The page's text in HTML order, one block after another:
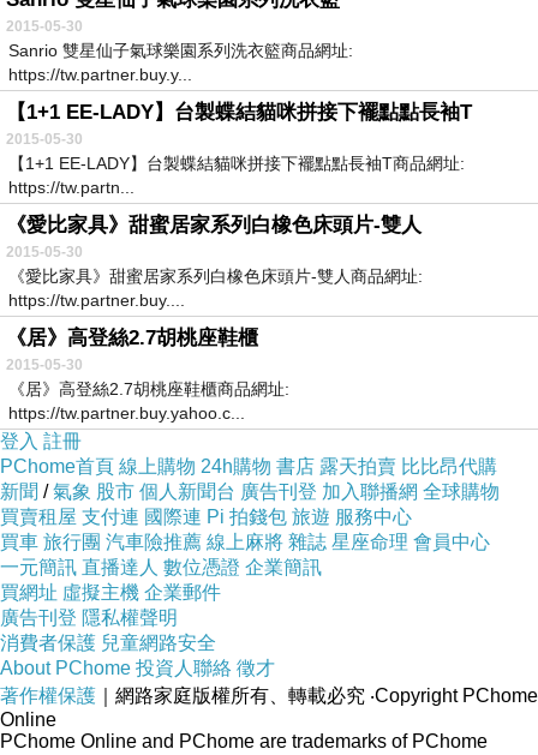
2015-05-30
Sanrio 雙星仙子氣球樂園系列洗衣籃商品網址:
https://tw.partner.buy.y...
【1+1 EE-LADY】台製蝶結貓咪拼接下襬點點長袖T
2015-05-30
【1+1 EE-LADY】台製蝶結貓咪拼接下襬點點長袖T商品網址:
https://tw.partn...
《愛比家具》甜蜜居家系列白橡色床頭片-雙人
2015-05-30
《愛比家具》甜蜜居家系列白橡色床頭片-雙人商品網址:
https://tw.partner.buy....
《居》高登絲2.7胡桃座鞋櫃
2015-05-30
《居》高登絲2.7胡桃座鞋櫃商品網址:
https://tw.partner.buy.yahoo.c...
登入 註冊
PChome首頁 線上購物 24h購物 書店 露天拍賣 比比昂代購
新聞 /氣象 股市 個人新聞台 廣告刊登 加入聯播網 全球購物
買賣租屋 支付連 國際連 Pi 拍錢包 旅遊 服務中心
買車 旅行團 汽車險推薦 線上麻將 雜誌 星座命理 會員中心
一元簡訊 直播達人 數位憑證 企業簡訊
買網址 虛擬主機 企業郵件
廣告刊登 隱私權聲明
消費者保護 兒童網路安全
About PChome 投資人聯絡 徵才
著作權保護 ｜網路家庭版權所有、轉載必究 ‧Copyright PChome
Online
PChome Online and PChome are trademarks of PChome